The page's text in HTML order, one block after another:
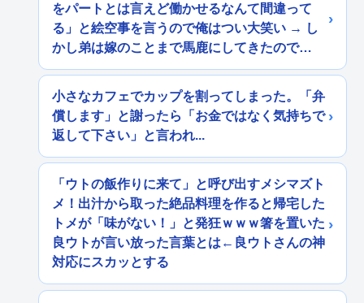
をパートとは言えど働かせるなんて間違って
る」と絵空事を言うので俺はつい大笑い → し
かし弟は嫁のことまで馬鹿にしてきたので…
小さなカフェでカップを割ってしまった。「弁
償します」と謝ったら「お金ではなく気持ちで
返して下さい」と言われ...
「ウトの飯作りに来て」と呼び出すメシマズト
メ！出汁から取った絶品料理を作ると帰宅した
トメが「味がない！」と発狂ｗｗｗ箸を置いた
良ウトが言い放った言葉とは←良ウトさんの神
対応にスカッとする